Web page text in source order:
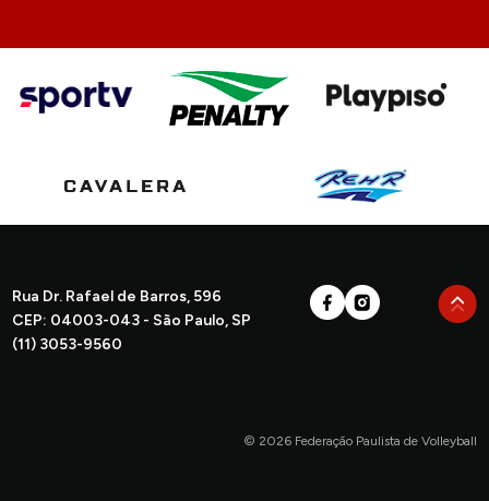
Rua Dr. Rafael de Barros, 596
CEP: 04003-043 - São Paulo, SP
(11) 3053-9560
© 2026 Federação Paulista de Volleyball